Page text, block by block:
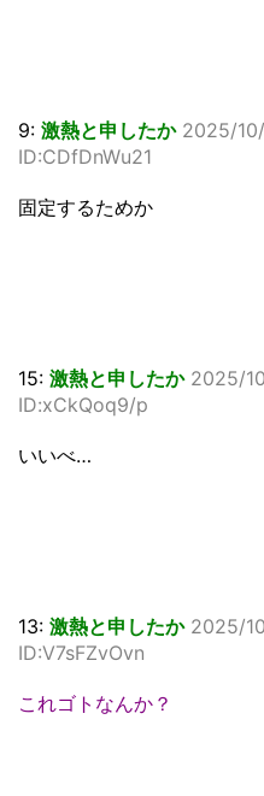
9: 激熱と申したか 2025/
ID:CDfDnWu21
固定するためか
15: 激熱と申したか 2025/
ID:xCkQoq9/p
いいべ…
13: 激熱と申したか 2025/
ID:V7sFZvOvn
これゴトなんか？